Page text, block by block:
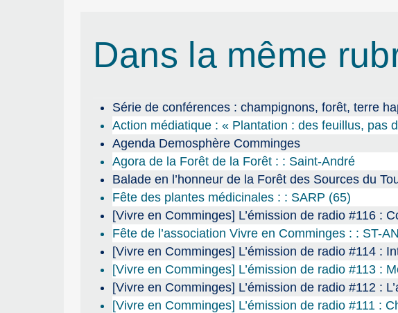
Dans la même
Série de conférences : champignons, forêt, terre
Action médiatique : « Plantation : des feuillus, pas
Agenda Demosphère Comminges
Agora de la Forêt de la Forêt : : Saint-André
Balade en l’honneur de la Forêt des Sources du
Fête des plantes médicinales : : SARP (65)
[Vivre en Comminges] L’émission de radio #116 :
Fête de l’association Vivre en Comminges : : ST-
[Vivre en Comminges] L’émission de radio #114 :
[Vivre en Comminges] L’émission de radio #113 :
[Vivre en Comminges] L’émission de radio #112 :
[Vivre en Comminges] L’émission de radio #111 :